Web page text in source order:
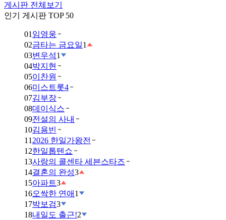
게시판 전체보기
인기 게시판 TOP 50
01 임영웅
02금타는 금요일1
03변우석1
04박지현
05이찬원
06미스트롯4
07김부장
08데이식스
09전설의 사내
10김용빈
11 2026 한일가왕전
12한일톱텐쇼
13사랑의 콜센타 세븐스타즈
14결혼의 완성3
15아파트3
16오싹한 연애 1
17박보검3
18내일도 출근!2